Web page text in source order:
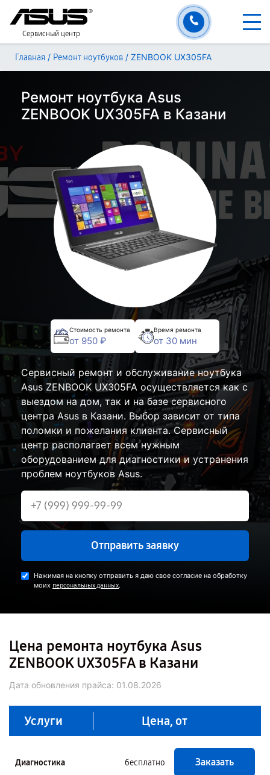
Сервисный центр
Главная / Ремонт ноутбуков / ZENBOOK UX305FA
Ремонт ноутбука Asus
ZENBOOK UX305FA в Казани
Стоимость ремонта
от 950 ₽
Время ремонта
от 30 мин
Сервисный ремонт и обслуживание ноутбука
Asus ZENBOOK UX305FA осуществляется как с
выездом на дом, так и на базе сервисного
центра Asus в Казани. Выбор зависит от типа
поломки и пожелания клиента. Сервисный
центр располагает всем нужным
оборудованием для диагностики и устранения
проблем ноутбуков Asus.
Отправить заявку
Нажимая на кнопку отправить я даю свое согласие на обработку
моих персональных данных.
Цена ремонта ноутбука Asus
ZENBOOK UX305FA в Казани
Дата обновления прайса: 01.08.2026
Услуги Цена, от
Диагностика бесплатно Заказать